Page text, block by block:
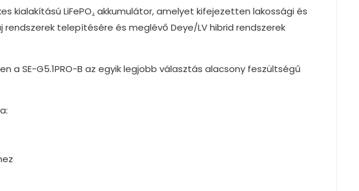
kialakítású LiFePO₄ akkumulátor, amelyet kifejezetten lakossági és
telepítésére és meglévő Deye/LV hibrid rendszerek
a SE-G5.1PRO-B az egyik legjobb választás alacsony feszültségű